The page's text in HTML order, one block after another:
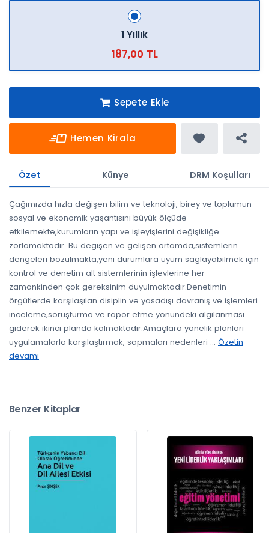
1 Yıllık
187,00 TL
Sepete Ekle
Hemen Kirala
Özet Künye DRM Koşulları
Çağımızda hızla değişen bilim ve teknoloji, birey ve toplumun
sosyal ve ekonomik yaşantısını büyük ölçüde
etkilemekte,kurumların yapı ve işleyişlerini değişikliğe
zorlamaktadır. Bu değişen ve gelişen ortamda,sistemlerin
dengeleri bozulmakta,yeni durumlara uyum sağlayabilmek için
kontrol ve denetim alt sistemlerinin işlevlerine her
zamankinden çok gereksinim duyulmaktadır.Denetimin
örgütlerde karşılaşılan disiplin ve yasadışı davranış ve işlemleri
inceleme,soruşturma ve rapor etme yönündeki algılanması
giderek ikinci planda kalmaktadır.Amaçlara yönelik planları
uygulamalarla karşılaştırmak, sapmaları nedenleri ... Özetin
devamı
Benzer Kitaplar